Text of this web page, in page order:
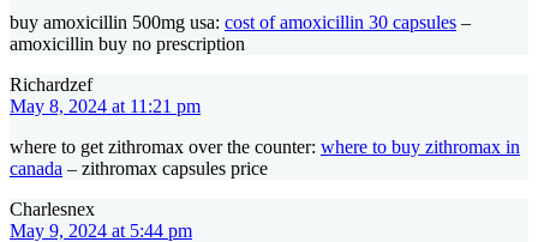
buy amoxicillin 500mg usa: cost of amoxicillin 30 capsules –
amoxicillin buy no prescription
Richardzef
May 8, 2024 at 11:21 pm
where to get zithromax over the counter: where to buy zithromax in
canada – zithromax capsules price
Charlesnex
May 9, 2024 at 5:44 pm